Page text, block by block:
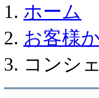
ホーム
お客様
コンシ